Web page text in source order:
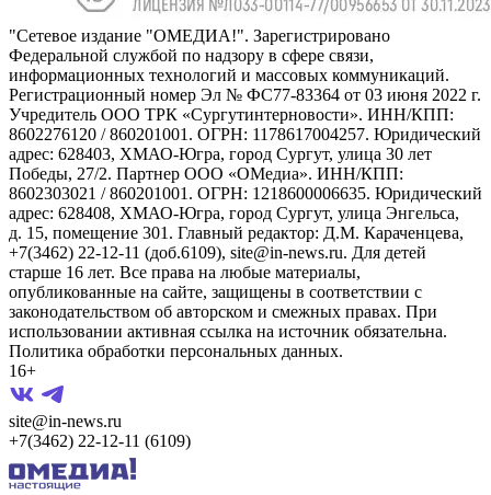
"Сетевое издание "ОМЕДИА!". Зарегистрировано
Федеральной службой по надзору в сфере связи,
информационных технологий и массовых коммуникаций.
Регистрационный номер Эл № ФС77-83364 от 03 июня 2022 г.
Учредитель ООО ТРК «Сургутинтерновости». ИНН/КПП:
8602276120 / 860201001. ОГРН: 1178617004257. Юридический
адрес: 628403, ХМАО-Югра, город Сургут, улица 30 лет
Победы, 27/2. Партнер ООО «ОМедиа». ИНН/КПП:
8602303021 / 860201001. ОГРН: 1218600006635. Юридический
адрес: 628408, ХМАО-Югра, город Сургут, улица Энгельса,
д. 15, помещение 301. Главный редактор: Д.М. Караченцева,
+7(3462) 22-12-11 (доб.6109), site@in-news.ru. Для детей
старше 16 лет. Все права на любые материалы,
опубликованные на сайте, защищены в соответствии с
законодательством об авторском и смежных правах. При
использовании активная ссылка на источник обязательна.
Политика обработки персональных данных.
16+
site@in-news.ru
+7(3462) 22-12-11 (6109)